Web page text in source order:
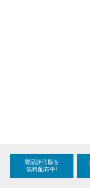
製品評価版を
無料配布中!